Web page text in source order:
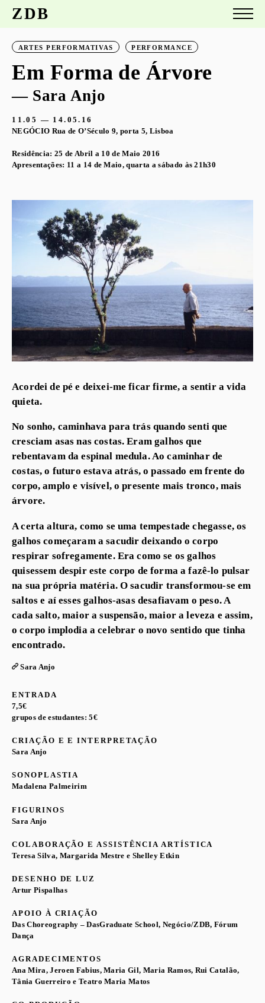
ZDB
ARTES PERFORMATIVAS PERFORMANCE
Em Forma de Árvore
— Sara Anjo
11.05 — 14.05.16
NEGÓCIO Rua de O’Século 9, porta 5, Lisboa
Residência: 25 de Abril a 10 de Maio 2016
Apresentações: 11 a 14 de Maio, quarta a sábado às 21h30
Acordei de pé e deixei-me ficar firme, a sentir a vida
quieta.
No sonho, caminhava para trás quando senti que
cresciam asas nas costas. Eram galhos que
rebentavam da espinal medula. Ao caminhar de
costas, o futuro estava atrás, o passado em frente do
corpo, amplo e visível, o presente mais tronco, mais
árvore.
A certa altura, como se uma tempestade chegasse, os
galhos começaram a sacudir deixando o corpo
respirar sofregamente. Era como se os galhos
quisessem despir este corpo de forma a fazê-lo pulsar
na sua própria matéria. O sacudir transformou-se em
saltos e aí esses galhos-asas desafiavam o peso. A
cada salto, maior a suspensão, maior a leveza e assim,
o corpo implodia a celebrar o novo sentido que tinha
encontrado.
Sara Anjo
ENTRADA
7,5€
grupos de estudantes: 5€
CRIAÇÃO E E INTERPRETAÇÃO
Sara Anjo
SONOPLASTIA
Madalena Palmeirim
FIGURINOS
Sara Anjo
COLABORAÇÃO E ASSISTÊNCIA ARTÍSTICA
Teresa Silva, Margarida Mestre e Shelley Etkin
DESENHO DE LUZ
Artur Pispalhas
APOIO À CRIAÇÃO
Das Choreography – DasGraduate School, Negócio/ZDB, Fórum
Dança
AGRADECIMENTOS
Ana Mira, Jeroen Fabius, Maria Gil, Maria Ramos, Rui Catalão,
Tânia Guerreiro e Teatro Maria Matos